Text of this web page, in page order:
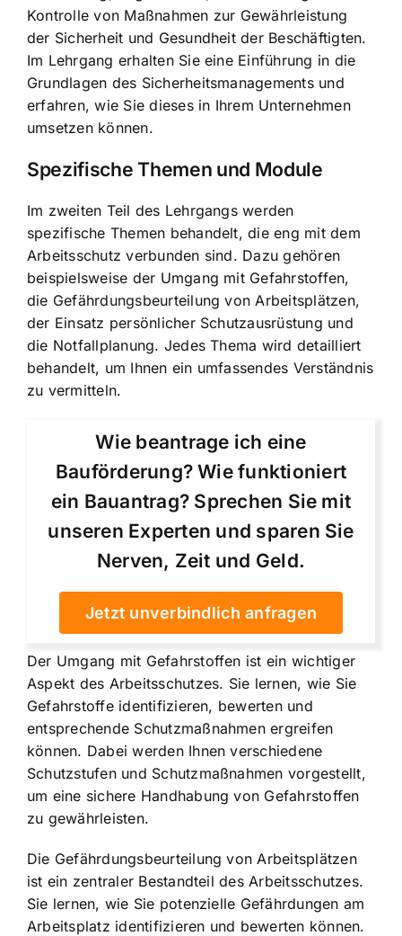
Kontrolle von Maßnahmen zur Gewährleistung
der Sicherheit und Gesundheit der Beschäftigten.
Im Lehrgang erhalten Sie eine Einführung in die
Grundlagen des Sicherheitsmanagements und
erfahren, wie Sie dieses in Ihrem Unternehmen
umsetzen können.
Spezifische Themen und Module
Im zweiten Teil des Lehrgangs werden
spezifische Themen behandelt, die eng mit dem
Arbeitsschutz verbunden sind. Dazu gehören
beispielsweise der Umgang mit Gefahrstoffen,
die Gefährdungsbeurteilung von Arbeitsplätzen,
der Einsatz persönlicher Schutzausrüstung und
die Notfallplanung. Jedes Thema wird detailliert
behandelt, um Ihnen ein umfassendes Verständnis
zu vermitteln.
Wie beantrage ich eine
Bauförderung? Wie funktioniert
ein Bauantrag? Sprechen Sie mit
unseren Experten und sparen Sie
Nerven, Zeit und Geld.
Jetzt unverbindlich anfragen
Der Umgang mit Gefahrstoffen ist ein wichtiger
Aspekt des Arbeitsschutzes. Sie lernen, wie Sie
Gefahrstoffe identifizieren, bewerten und
entsprechende Schutzmaßnahmen ergreifen
können. Dabei werden Ihnen verschiedene
Schutzstufen und Schutzmaßnahmen vorgestellt,
um eine sichere Handhabung von Gefahrstoffen
zu gewährleisten.
Die Gefährdungsbeurteilung von Arbeitsplätzen
ist ein zentraler Bestandteil des Arbeitsschutzes.
Sie lernen, wie Sie potenzielle Gefährdungen am
Arbeitsplatz identifizieren und bewerten können.